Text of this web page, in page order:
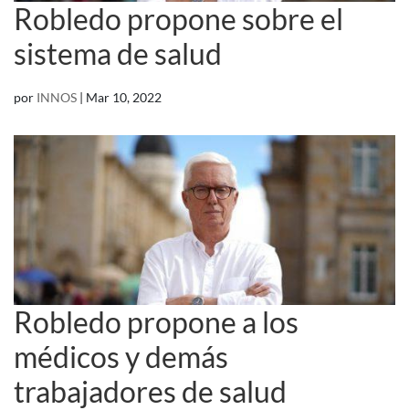
Robledo propone sobre el
sistema de salud
por INNOS | Mar 10, 2022
Robledo propone a los
médicos y demás
trabajadores de salud